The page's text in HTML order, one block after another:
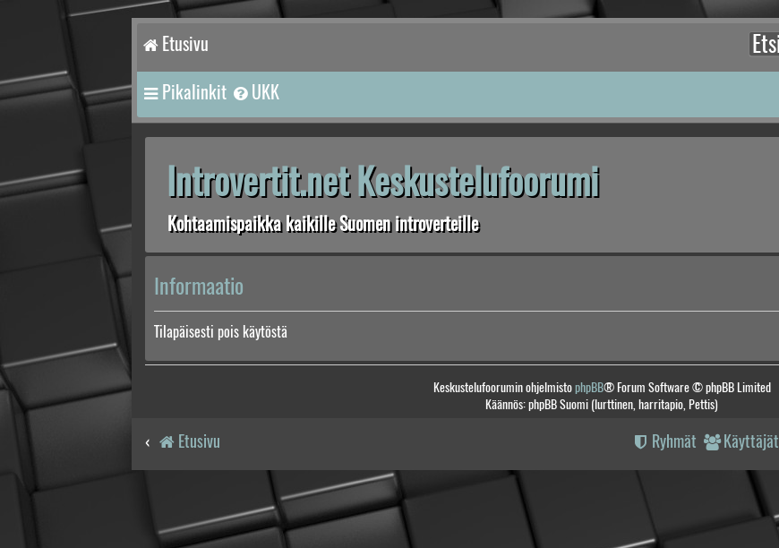
Etusivu
Pikalinkit UKK
Introvertit.net Keskustelufoorumi
Kohtaamispaikka kaikille Suomen introverteille
Informaatio
Tilapäisesti pois käytöstä
Keskustelufoorumin ohjelmistophpBB® Forum Software © phpBB Limited
Käännös: phpBB Suomi (lurttinen, harritapio, Pettis)
Etusivu Käyttäjät
Ryhmät